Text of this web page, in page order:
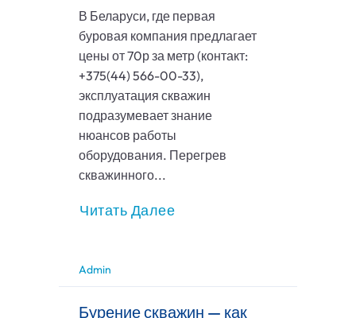
В Беларуси, где первая
буровая компания предлагает
цены от 70р за метр (контакт:
+375(44) 566-00-33),
эксплуатация скважин
подразумевает знание
нюансов работы
оборудования. Перегрев
скважинного...
Читать Далее
Admin
Бурение скважин — как